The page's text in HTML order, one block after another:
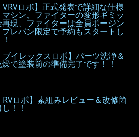
VRVロボ】正式発表で詳細な仕様
シン、ファイターの変形ギミッ
再現、ファイターは全員ポージン
レバン限定で予約もスタートし
ブイレックスロボ】パーツ洗浄＆
で塗装前の準備完了です！！
RVロボ】素組みレビュー＆改修箇
！！